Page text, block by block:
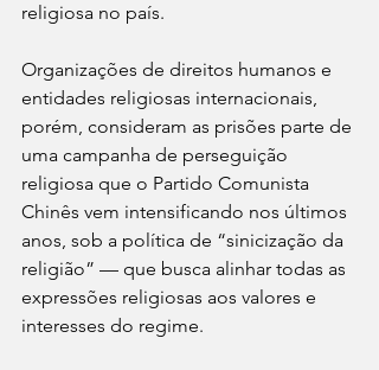
religiosa no país.
Organizações de direitos humanos e
entidades religiosas internacionais,
porém, consideram as prisões parte de
uma campanha de perseguição
religiosa que o Partido Comunista
Chinês vem intensificando nos últimos
anos, sob a política de “sinicização da
religião” — que busca alinhar todas as
expressões religiosas aos valores e
interesses do regime.